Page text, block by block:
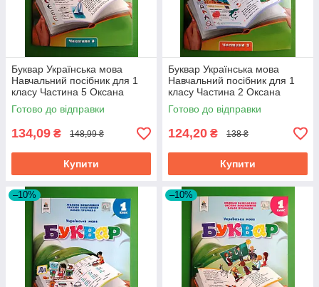
Буквар Українська мова
Навчальний посібник для 1
класу Частина 5 Оксана
Вашуленко Освіта
Готово до відправки
134,09 ₴ 148,99 ₴
Купити
Буквар Українська мова
Навчальний посібник для 1
класу Частина 2 Оксана
Вашуленко Освіта
Готово до відправки
124,20 ₴ 138 ₴
Купити
–10% –10%